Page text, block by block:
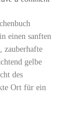
einen sanften
zauberhafte
gelbe
des
Ort für ein